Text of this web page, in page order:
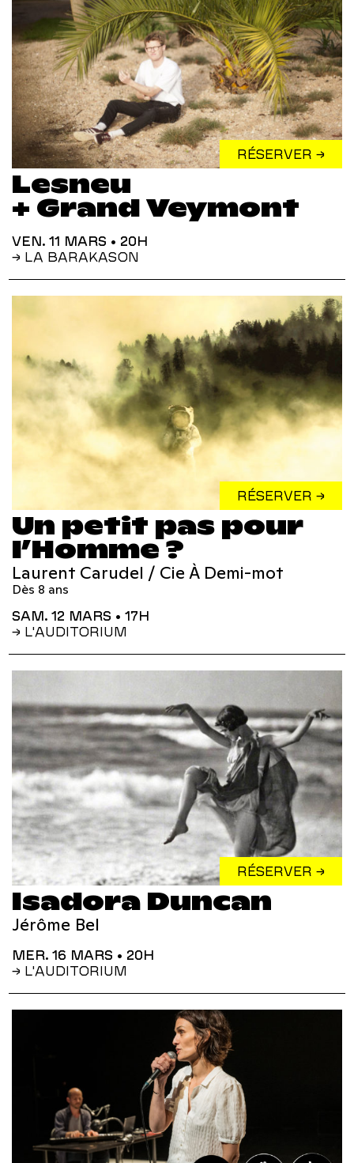
RÉSERVER →
Lesneu
+ Grand Veymont
VEN. 11 MARS • 20H
→ LA BARAKASON
RÉSERVER →
Un petit pas pour
l’Homme ?
Laurent Carudel / Cie À Demi-mot
Dès 8 ans
SAM. 12 MARS • 17H
→ L'AUDITORIUM
RÉSERVER →
Isadora Duncan
Jérôme Bel
MER. 16 MARS • 20H
→ L'AUDITORIUM